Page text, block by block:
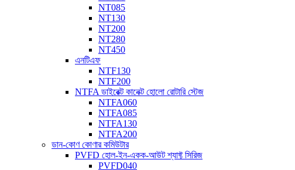
NT085
NT130
NT200
NT280
NT450
এনটিএফ
NTF130
NTF200
NTFA ডাইরেক্ট কানেক্ট হোলো রোটারি স্টেজ
NTFA060
NTFA085
NTFA130
NTFA200
ডান-কোণ কোণার কমিউটার
PVFD হোল-ইন-একক-আউট শ্যাফ্ট সিরিজ
PVFD040